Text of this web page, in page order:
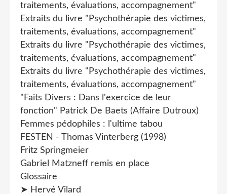
traitements, évaluations, accompagnement"
Extraits du livre "Psychothérapie des victimes,
traitements, évaluations, accompagnement"
Extraits du livre "Psychothérapie des victimes,
traitements, évaluations, accompagnement"
Extraits du livre "Psychothérapie des victimes,
traitements, évaluations, accompagnement"
"Faits Divers : Dans l'exercice de leur
fonction" Patrick De Baets (Affaire Dutroux)
Femmes pédophiles : l'ultime tabou
FESTEN - Thomas Vinterberg (1998)
Fritz Springmeier
Gabriel Matzneff remis en place
Glossaire
➤ Hervé Vilard